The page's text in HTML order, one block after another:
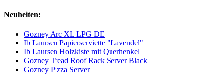
Neuheiten:
Gozney Arc XL LPG DE
Ib Laursen Papierserviette "Lavendel"
Ib Laursen Holzkiste mit Querhenkel
Gozney Tread Roof Rack Server Black
Gozney Pizza Server